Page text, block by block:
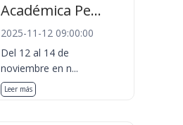
Académica Pe...
2025-11-12 09:00:00
Del 12 al 14 de
noviembre en n...
Leer más